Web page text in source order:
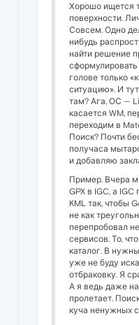
Хорошо ищется
поверхности.
Совсем. Одно
нибудь
найти решение
голове только
ситуацию». И
там? Ага, ОС —
касается WM,
переходим в
Поиск? Почти
получаса
и добавляю
Пример. Вчера
GPX в IGC, а
KML так, чтобы
не как
перепробовал
сервисов. То,
каталог. В
уже не буду
отбраковку. Я
А я ведь даже
пролетает.
куча ненужных